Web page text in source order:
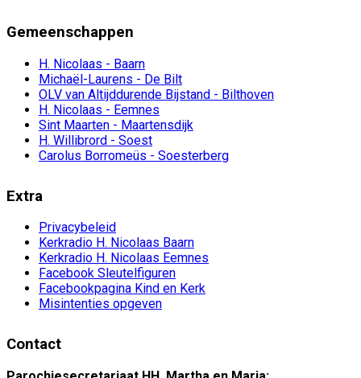
Gemeenschappen
H. Nicolaas - Baarn
Michaël-Laurens - De Bilt
OLV van Altijddurende Bijstand - Bilthoven
H. Nicolaas - Eemnes
Sint Maarten - Maartensdijk
H. Willibrord - Soest
Carolus Borromeüs - Soesterberg
Extra
Privacybeleid
Kerkradio H. Nicolaas Baarn
Kerkradio H. Nicolaas Eemnes
Facebook Sleutelfiguren
Facebookpagina Kind en Kerk
Misintenties opgeven
Contact